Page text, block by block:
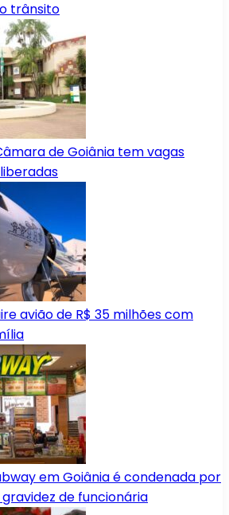
trânsito
de Goiânia tem vagas
avião de R$ 35 milhões com
em Goiânia é condenada por
de funcionária